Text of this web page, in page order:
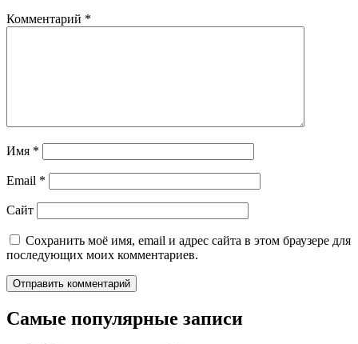
Комментарий *
Имя *
Email *
Сайт
Сохранить моё имя, email и адрес сайта в этом браузере для
последующих моих комментариев.
Самые популярные записи